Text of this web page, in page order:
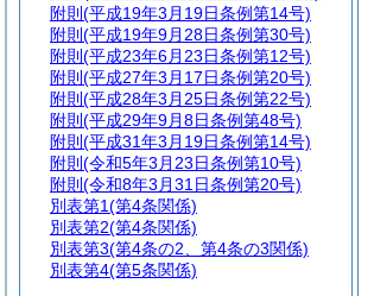
附則 (平成19年3月19日条例第14号)
附則 (平成19年9月28日条例第30号)
附則 (平成23年6月23日条例第12号)
附則 (平成27年3月17日条例第20号)
附則 (平成28年3月25日条例第22号)
附則 (平成29年9月8日条例第48号)
附則 (平成31年3月19日条例第14号)
附則 (令和5年3月23日条例第10号)
附則 (令和8年3月31日条例第20号)
別表第1(第4条関係)
別表第2(第4条関係)
別表第3(第4条の2、第4条の3関係)
別表第4(第5条関係)